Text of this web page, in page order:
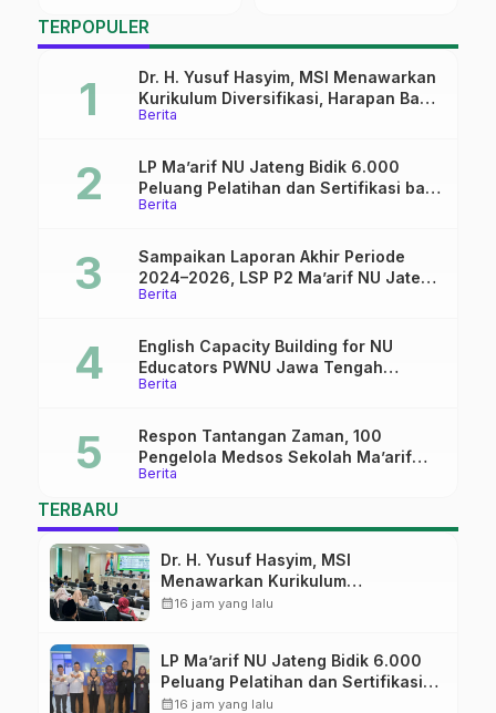
TERPOPULER
Berita
Dr. H. Yusuf Hasyim, MSI Menawarkan
Kurikulum Diversifikasi, Harapan Baru
dalam dunia pendidikan
Berita
LP Ma’arif NU Jateng Bidik 6.000
Peluang Pelatihan dan Sertifikasi bagi
Lulusan SMK
Berita
Sampaikan Laporan Akhir Periode
2024–2026, LSP P2 Ma’arif NU Jateng
Mantapkan Sinergi Link and Match
Berita
English Capacity Building for NU
Educators PWNU Jawa Tengah
Batch#4; Membuka Jalan Menuju
Berita
Respon Tantangan Zaman, 100
Pengelola Medsos Sekolah Ma’arif
Pekalongan Ikuti Pelatihan Literasi
TERBARU
Dr. H. Yusuf Hasyim, MSI
Menawarkan Kurikulum
Diversifikasi, Harapan Baru dalam
calendar_month16 jam yang lalu
LP Ma’arif NU Jateng Bidik 6.000
Peluang Pelatihan dan Sertifikasi
bagi Lulusan SMK
calendar_month16 jam yang lalu